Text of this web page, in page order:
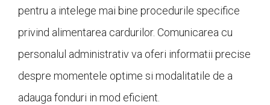
pentru a intelege mai bine procedurile specifice
privind alimentarea cardurilor. Comunicarea cu
personalul administrativ va oferi informatii precise
despre momentele optime si modalitatile de a
adauga fonduri in mod eficient.